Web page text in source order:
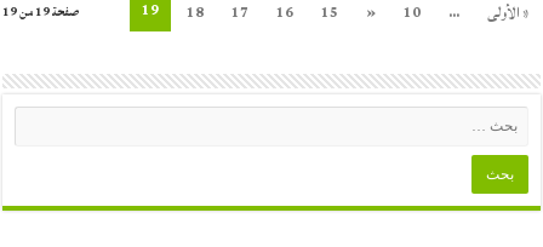
صفحة 19 من 19 « الأولى ...
10
«
15
16
17
18
19